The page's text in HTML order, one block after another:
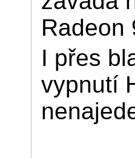
Radeon
I přes
vypnutí